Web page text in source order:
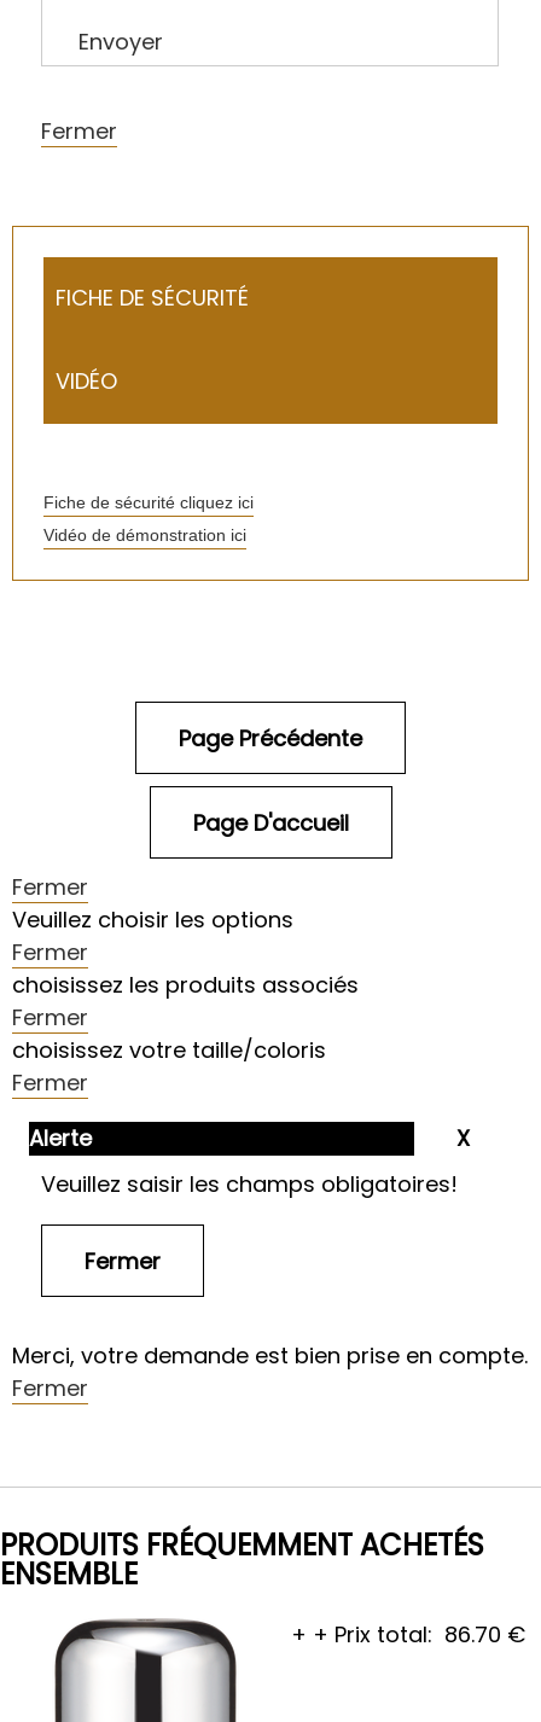
Envoyer
Fermer
FICHE DE SÉCURITÉ
VIDÉO
Fiche de sécurité cliquez ici
Vidéo de démonstration ici
Fermer
Veuillez choisir les options
Fermer
choisissez les produits associés
Fermer
choisissez votre taille/coloris
Fermer
Alerte
Veuillez saisir les champs obligatoires!
Merci, votre demande est bien prise en compte.
Fermer
PRODUITS FRÉQUEMMENT ACHETÉS
ENSEMBLE
+ + Prix total: 86.70 €